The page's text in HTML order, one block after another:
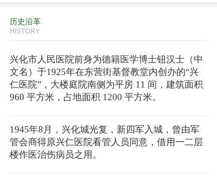
历史沿革
HISTORY
兴化市人民医院前身为德籍医学博士钮汉士（中
文名）于1925年在东营街基督教堂内创办的“兴
仁医院”，大楼庭院南侧为平房 11 间，建筑面积
960 平方米，占地面积 1200 平方米。
1945年8月，兴化城光复，新四军入城，曾由军
管会商得原兴仁医院看管人员同意，借用一二层
楼作医治伤病员之用。